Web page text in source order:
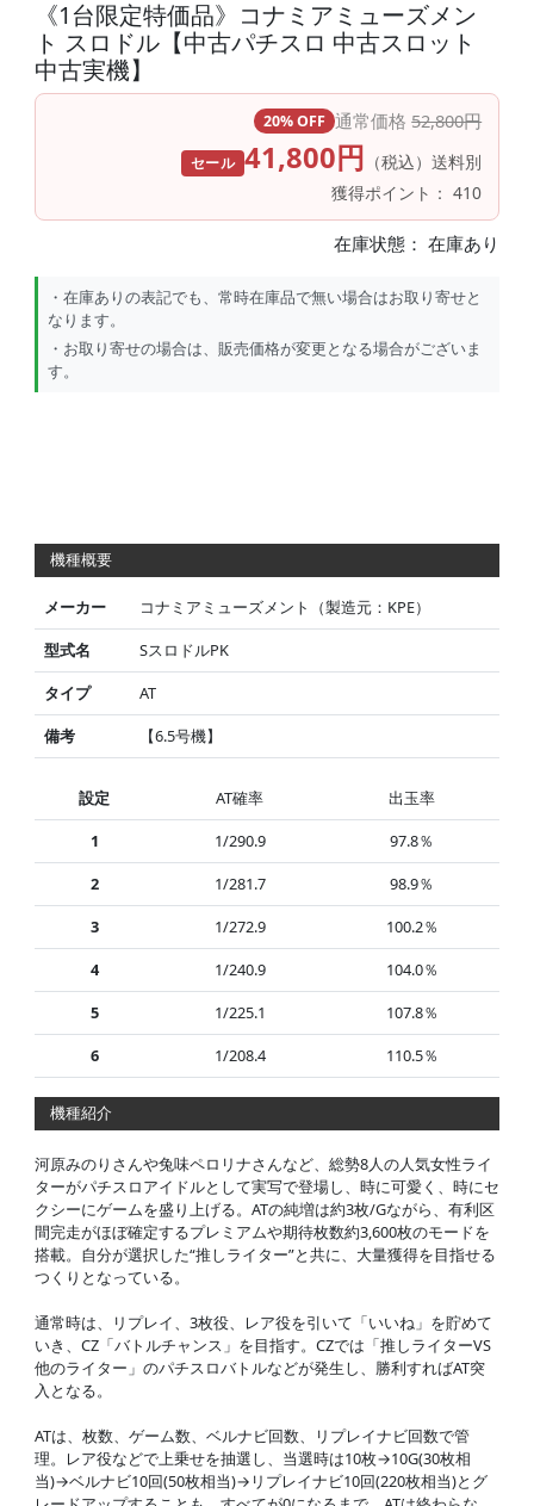
《1台限定特価品》コナミアミューズメン
ト スロドル【中古パチスロ 中古スロット
中古実機】
20% OFF 通常価格52,800円
セール 41,800円 （税込）送料別
獲得ポイント： 410
在庫状態：在庫あり
・在庫ありの表記でも、常時在庫品で無い場合はお取り寄せと
なります。
・お取り寄せの場合は、販売価格が変更となる場合がございま
す。
機種概要
メーカー
コナミアミューズメント（製造元：KPE）
型式名
SスロドルPK
タイプ
AT
備考
【6.5号機】
設定 AT確率
出玉率
1
1/290.9
97.8％
2
1/281.7
98.9％
3
1/272.9
100.2％
4
1/240.9
104.0％
5
1/225.1
107.8％
6
1/208.4 110.5％
機種紹介
河原みのりさんや兔味ペロリナさんなど、総勢8人の人気女性ライ
ターがパチスロアイドルとして実写で登場し、時に可愛く、時にセ
クシーにゲームを盛り上げる。ATの純増は約3枚/Gながら、有利区
間完走がほぼ確定するプレミアムや期待枚数約3,600枚のモードを
搭載。自分が選択した“推しライター”と共に、大量獲得を目指せる
つくりとなっている。
通常時は、リプレイ、3枚役、レア役を引いて「いいね」を貯めて
いき、CZ「バトルチャンス」を目指す。CZでは「推しライターVS
他のライター」のパチスロバトルなどが発生し、勝利すればAT突
入となる。
ATは、枚数、ゲーム数、ベルナビ回数、リプレイナビ回数で管
理。レア役などで上乗せを抽選し、当選時は10枚→10G(30枚相
当)→ベルナビ10回(50枚相当)→リプレイナビ10回(220枚相当)とグ